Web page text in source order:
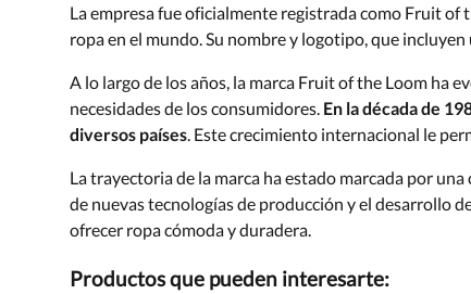
La empresa fue oficialmente registrada como Fruit of
ropa en el mundo. Su nombre y logotipo, que
A lo largo de los años, la marca Fruit of the Loom ha
necesidades de los consumidores. En la década de
diversos países. Este crecimiento internacional le
La trayectoria de la marca ha estado marcada por
de nuevas tecnologías de producción y el desarrollo
ofrecer ropa cómoda y duradera.
Productos que pueden interesarte: